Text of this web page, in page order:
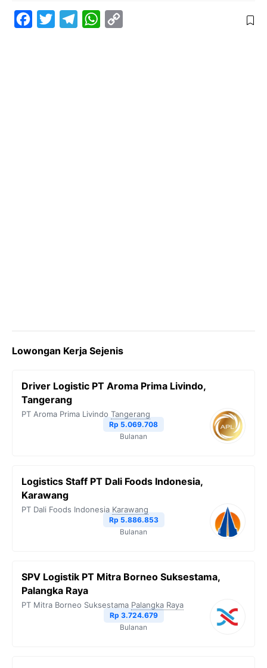
W
Lowongan Kerja Sejenis
Driver Logistic PT Aroma Prima Livindo,
Tangerang
PT Aroma Prima Livindo Tangerang
Rp 5.069.708
Bulanan
Logistics Staff PT Dali Foods Indonesia,
Karawang
PT Dali Foods Indonesia Karawang
Rp 5.886.853
Bulanan
SPV Logistik PT Mitra Borneo Suksestama,
Palangka Raya
PT Mitra Borneo Suksestama Palangka Raya
Rp 3.724.679
Bulanan